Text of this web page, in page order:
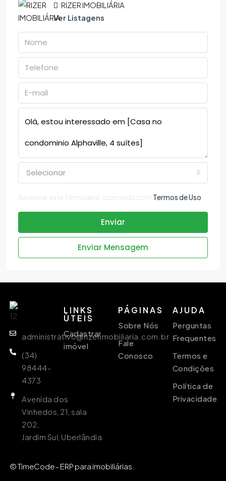
RIZER IMOBILIÁRIA
Ver Listagens
Selecionar
Termos de Uso
Enviar
Enviar Mensagem
administrativo@rizerimobiliaria.com.br
(34)
98444-
4373
Avenida dos
Vinhedos, 21, sala
202,
Jardim Sul, Uberlândia
LINKS
ÙTEIS
Cadastrar
imóvel
PÁGINAS
Sobre Nós
Fale
Conosco
AJUDA
Perguntas
Frequentes
Termos e
Condições
Política de
Privacidade
© TimeCode - ERP para imobiliárias.